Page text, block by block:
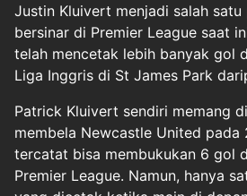
Justin Kluivert menjadi salah satu
bersinar di Premier League saat
telah mencetak lebih banyak gol
Liga Inggris di St James Park
Patrick Kluivert sendiri memang
membela Newcastle United pada
tercatat bisa membukukan 6 gol
Premier League. Namun, hanya